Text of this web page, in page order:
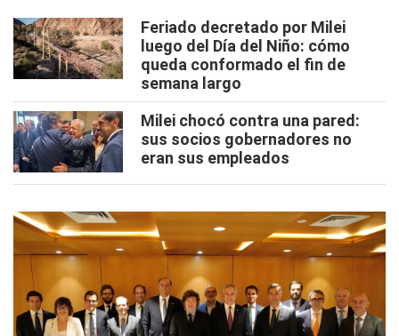
Feriado decretado por Milei
luego del Día del Niño: cómo
queda conformado el fin de
semana largo
Milei chocó contra una pared:
sus socios gobernadores no
eran sus empleados